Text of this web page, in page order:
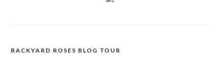
BACKYARD ROSES BLOG TOUR